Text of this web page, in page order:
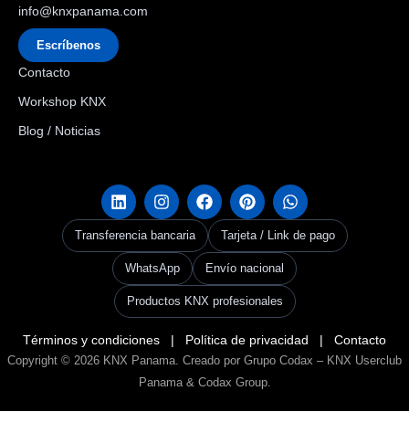
info@knxpanama.com
Escríbenos
Contacto
Workshop KNX
Blog / Noticias
Transferencia bancaria Tarjeta / Link de pago
WhatsApp Envío nacional
Productos KNX profesionales
Términos y condiciones | Política de privacidad | Contacto
Copyright © 2026 KNX Panama. Creado por Grupo Codax – KNX Userclub
Panama & Codax Group.